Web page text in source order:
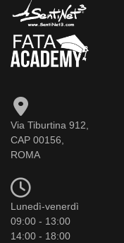
Via Tiburtina 912,
CAP 00156,
ROMA
Lunedì-venerdì
09:00 - 13:00
14:00 - 18:00